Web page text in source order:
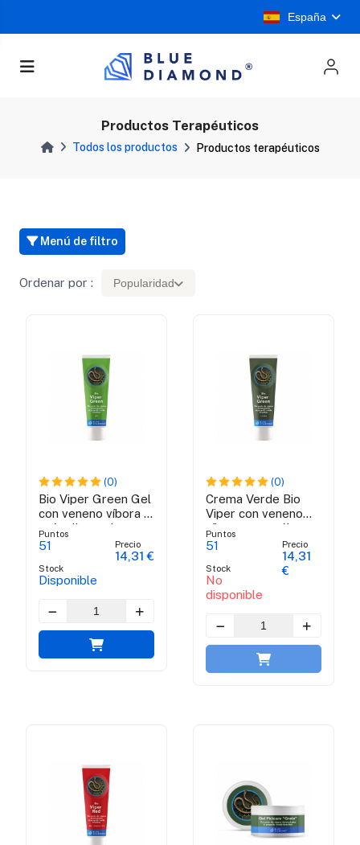
España
Productos Terapéuticos
Todos los productos Productos terapéuticos
Menú de filtro
Ordenar por : Popularidad
(0)
Bio Viper Green Gel
con veneno víbora y
própolis verde
brasileña - 100 ml
Puntos
51
Stock
Disponible
Precio
14,31 €
(0)
Crema Verde Bio
Viper con veneno
víbora y propóleo
verde brasileño -
Puntos
51
Stock
No
disponible
Precio
14,31
€